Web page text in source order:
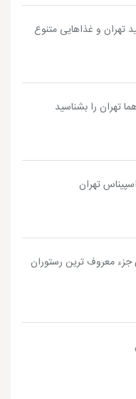
تهران و غذاهایی متنوع
جزء معروف ترین رستوران